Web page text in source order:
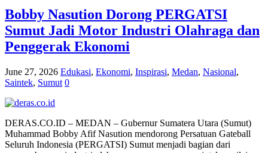
Bobby Nasution Dorong PERGATSI
Sumut Jadi Motor Industri Olahraga dan
Penggerak Ekonomi
June 27, 2026 Edukasi, Ekonomi, Inspirasi, Medan, Nasional,
Saintek, Sumut 0
DERAS.CO.ID – MEDAN – Gubernur Sumatera Utara (Sumut)
Muhammad Bobby Afif Nasution mendorong Persatuan Gateball
Seluruh Indonesia (PERGATSI) Sumut menjadi bagian dari